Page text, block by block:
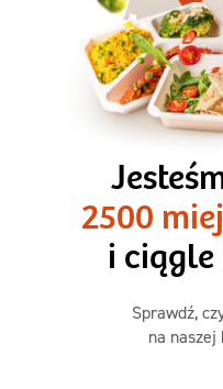
3
3 sycące posiłki o
ta
-32%
2500
i ciągle
Sprawdź,
na